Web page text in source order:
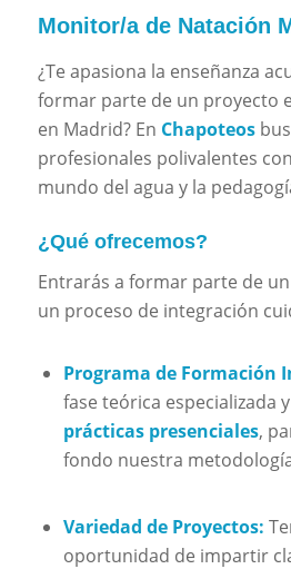
Monitor/a de Natación
¿Te apasiona la enseñanza
formar parte de un proyecto
en Madrid? En Chapoteos
profesionales polivalentes
mundo del agua y la
¿Qué ofrecemos?
Entrarás a formar parte de
un proceso de integración
Programa de Formación
fase teórica especializada y
prácticas presenciales,
fondo nuestra
Variedad de Proyectos:
oportunidad de impartir